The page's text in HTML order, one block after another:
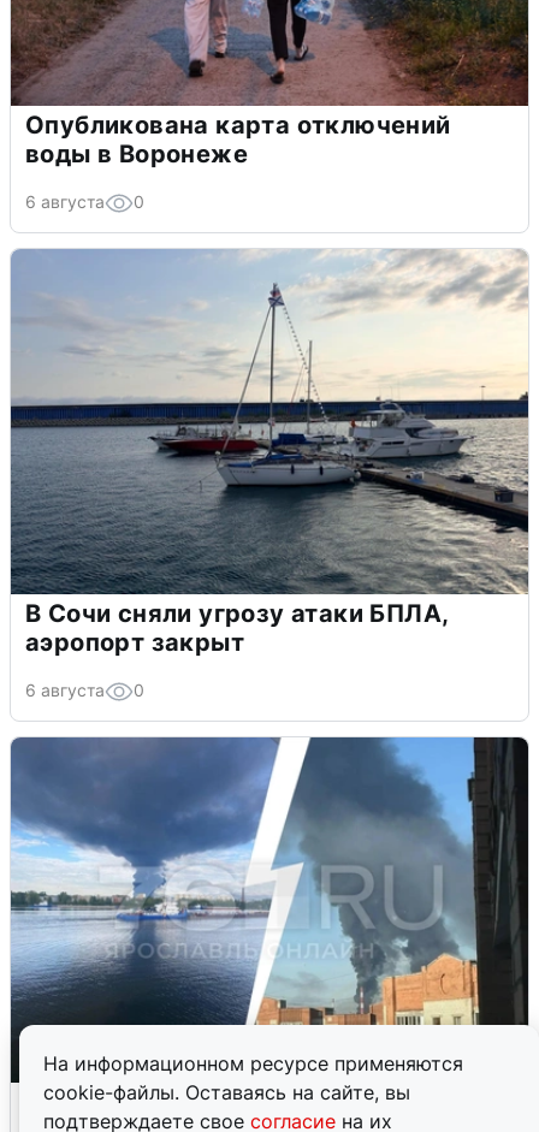
На информационном ресурсе применяются
cookie-файлы. Оставаясь на сайте, вы
подтверждаете свое согласие на их
Опубликована карта отключений
воды в Воронеже
6 августа 0
В Сочи сняли угрозу атаки БПЛА,
аэропорт закрыт
6 августа 0
Ночная атака БПЛА на Ярославль: